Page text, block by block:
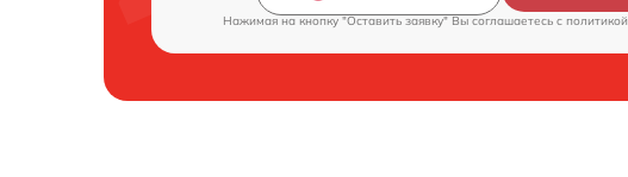
Нажимая на кнопку "Оставить заявку" Вы соглашаетесь c